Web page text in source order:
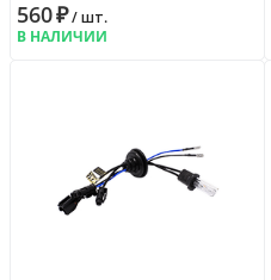
560₽/ шт.
В НАЛИЧИИ